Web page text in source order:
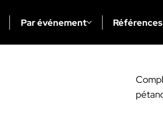
Par événement Références